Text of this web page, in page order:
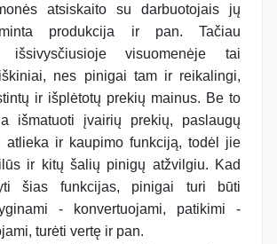
atsiskaito su darbuotojais jų
produkcija ir pan. Tačiau
išsivysčiusioje visuomenėje tai
nes pinigai tam ir reikalingi,
ir išplėtotų prekių mainus. Be to
išmatuoti įvairių prekių, paslaugų
atlieka ir kaupimo funkciją, todėl jie
ir kitų šalių pinigų atžvilgiu. Kad
šias funkcijas, pinigai turi būti
- konvertuojami, patikimi -
turėti vertę ir pan.